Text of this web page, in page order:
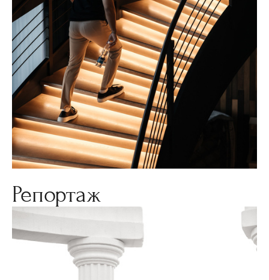
Репортаж